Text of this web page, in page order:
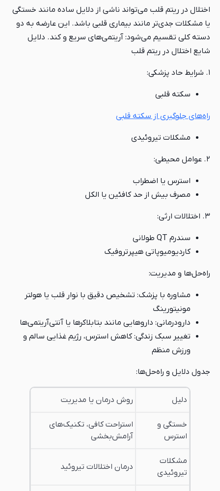
اختلال در ریتم قلب می‌تواند ناشی از دلایل ساده مانند خستگی
یا مشکلات جدی‌تر مانند بیماری قلبی باشد. این عارضه به دو
دسته کلی تقسیم می‌شود: آریتمی‌های سریع و کند. دلایل
شایع اختلال در ریتم قلب
۱. شرایط حاد پزشکی:
سکته قلبی
راه‌های جلوگیری از سکته قلبی
مشکلات تیروئیدی
۲. عوامل محیطی:
استرس یا اضطراب
مصرف بیش از حد کافئین یا الکل
۳. اختلالات ارثی:
سندرم QT طولانی
کاردیومیوپاتی هیپرتروفیک
راه‌حل‌ها و مدیریت:
مشاوره با پزشک: تشخیص دقیق با نوار قلب یا هولتر
مونیتورینگ
دارودرمانی: داروهایی مانند بتابلاکرها یا آنتی‌آریتمی‌ها
تغییر سبک زندگی: کاهش استرس، رژیم غذایی سالم و
ورزش منظم
جدول دلایل و راه‌حل‌ها:
دلیل روش درمان یا مدیریت
خستگی و
استرس
استراحت کافی، تکنیک‌های
آرامش‌بخشی
مشکلات
تیروئیدی
درمان اختلالات تیروئید